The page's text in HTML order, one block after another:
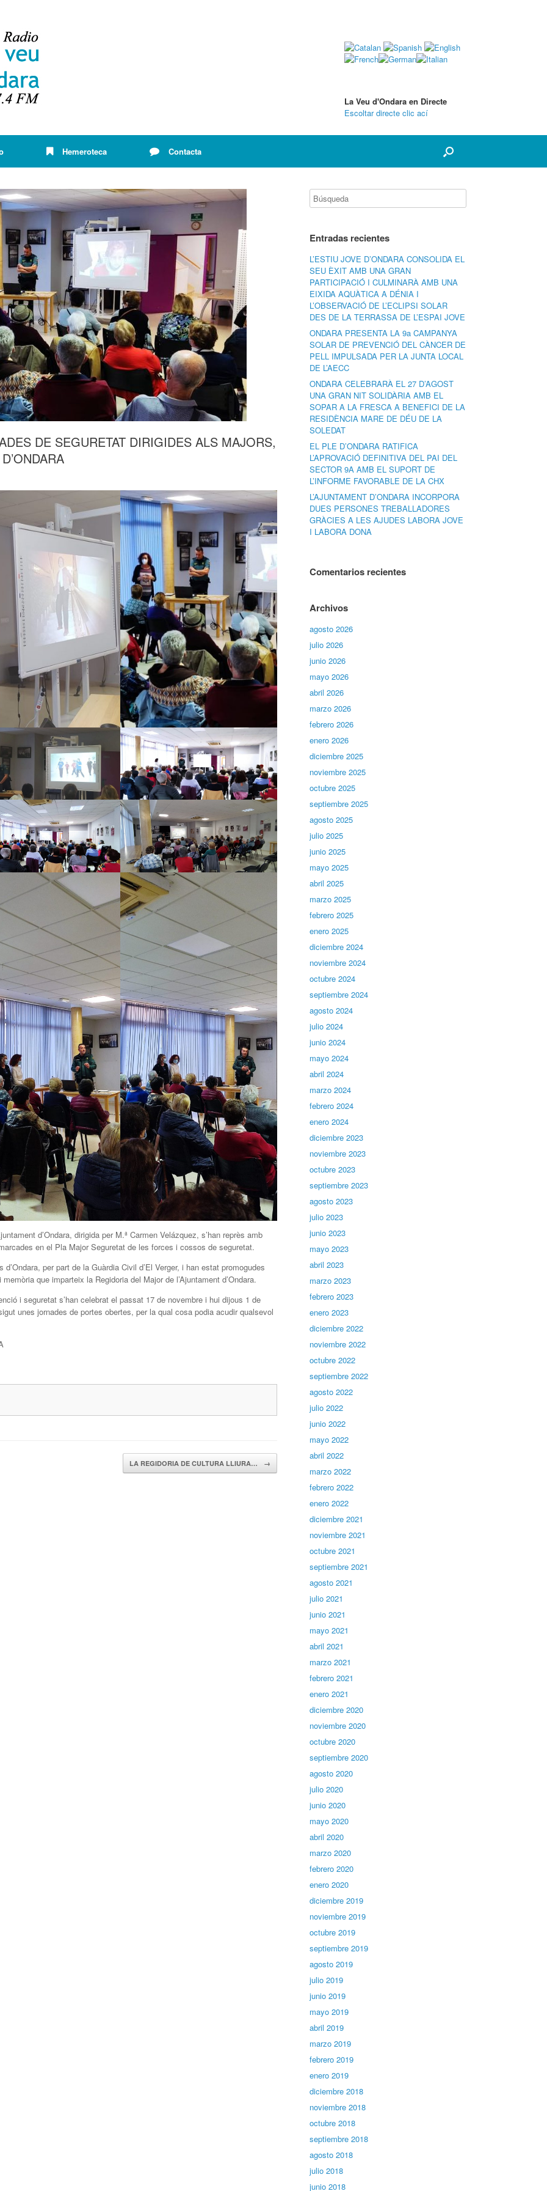
La Veu d'Ondara en Directe
Escoltar directe clic ací
Hemeroteca Contacta
DE SEGURETAT DIRIGIDES ALS MAJORS,
d’Ondara, dirigida per M.ª Carmen Velázquez, s’han reprès amb
en el Pla Major Seguretat de les forces i cossos de seguretat.
per part de la Guàrdia Civil d’El Verger, i han estat promogudes
que imparteix la Regidoria del Major de l’Ajuntament d’Ondara.
i seguretat s’han celebrat el passat 17 de novembre i hui dijous 1 de
unes jornades de portes obertes, per la qual cosa podia acudir qualsevol
LA REGIDORIA DE CULTURA LLIURA… →
Entradas recientes
L’ESTIU JOVE D’ONDARA CONSOLIDA EL
SEU ÈXIT AMB UNA GRAN
PARTICIPACIÓ I CULMINARÀ AMB UNA
EIXIDA AQUÀTICA A DÉNIA I
L’OBSERVACIÓ DE L’ECLIPSI SOLAR
DES DE LA TERRASSA DE L’ESPAI JOVE
ONDARA PRESENTA LA 9a CAMPANYA
SOLAR DE PREVENCIÓ DEL CÀNCER DE
PELL IMPULSADA PER LA JUNTA LOCAL
DE L’AECC
ONDARA CELEBRARÀ EL 27 D’AGOST
UNA GRAN NIT SOLIDÀRIA AMB EL
SOPAR A LA FRESCA A BENEFICI DE LA
RESIDÈNCIA MARE DE DÉU DE LA
SOLEDAT
EL PLE D’ONDARA RATIFICA
L’APROVACIÓ DEFINITIVA DEL PAI DEL
SECTOR 9A AMB EL SUPORT DE
L’INFORME FAVORABLE DE LA CHX
L’AJUNTAMENT D’ONDARA INCORPORA
DUES PERSONES TREBALLADORES
GRÀCIES A LES AJUDES LABORA JOVE
I LABORA DONA
Comentarios recientes
Archivos
agosto 2026
julio 2026
junio 2026
mayo 2026
abril 2026
marzo 2026
febrero 2026
enero 2026
diciembre 2025
noviembre 2025
octubre 2025
septiembre 2025
agosto 2025
julio 2025
junio 2025
mayo 2025
abril 2025
marzo 2025
febrero 2025
enero 2025
diciembre 2024
noviembre 2024
octubre 2024
septiembre 2024
agosto 2024
julio 2024
junio 2024
mayo 2024
abril 2024
marzo 2024
febrero 2024
enero 2024
diciembre 2023
noviembre 2023
octubre 2023
septiembre 2023
agosto 2023
julio 2023
junio 2023
mayo 2023
abril 2023
marzo 2023
febrero 2023
enero 2023
diciembre 2022
noviembre 2022
octubre 2022
septiembre 2022
agosto 2022
julio 2022
junio 2022
mayo 2022
abril 2022
marzo 2022
febrero 2022
enero 2022
diciembre 2021
noviembre 2021
octubre 2021
septiembre 2021
agosto 2021
julio 2021
junio 2021
mayo 2021
abril 2021
marzo 2021
febrero 2021
enero 2021
diciembre 2020
noviembre 2020
octubre 2020
septiembre 2020
agosto 2020
julio 2020
junio 2020
mayo 2020
abril 2020
marzo 2020
febrero 2020
enero 2020
diciembre 2019
noviembre 2019
octubre 2019
septiembre 2019
agosto 2019
julio 2019
junio 2019
mayo 2019
abril 2019
marzo 2019
febrero 2019
enero 2019
diciembre 2018
noviembre 2018
octubre 2018
septiembre 2018
agosto 2018
julio 2018
junio 2018